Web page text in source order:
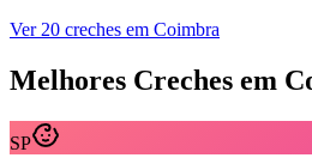
Ver 20 creches em Coimbra
Melhores Creches em
SP